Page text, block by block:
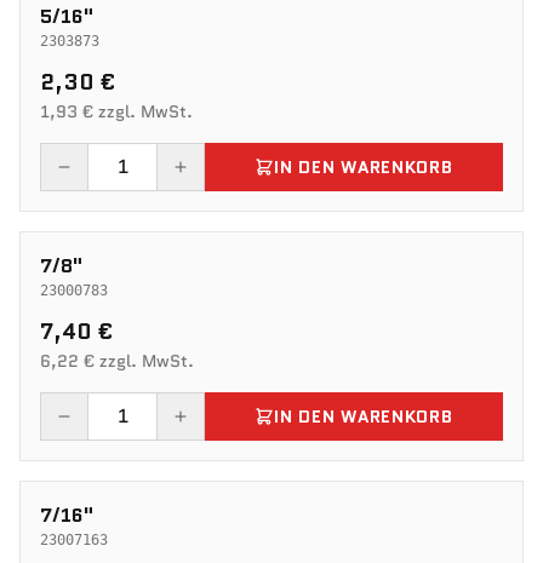
5/16"
2303873
2,30 €
1,93 € zzgl. MwSt.
IN DEN WARENKORB
7/8"
23000783
7,40 €
6,22 € zzgl. MwSt.
IN DEN WARENKORB
7/16"
23007163